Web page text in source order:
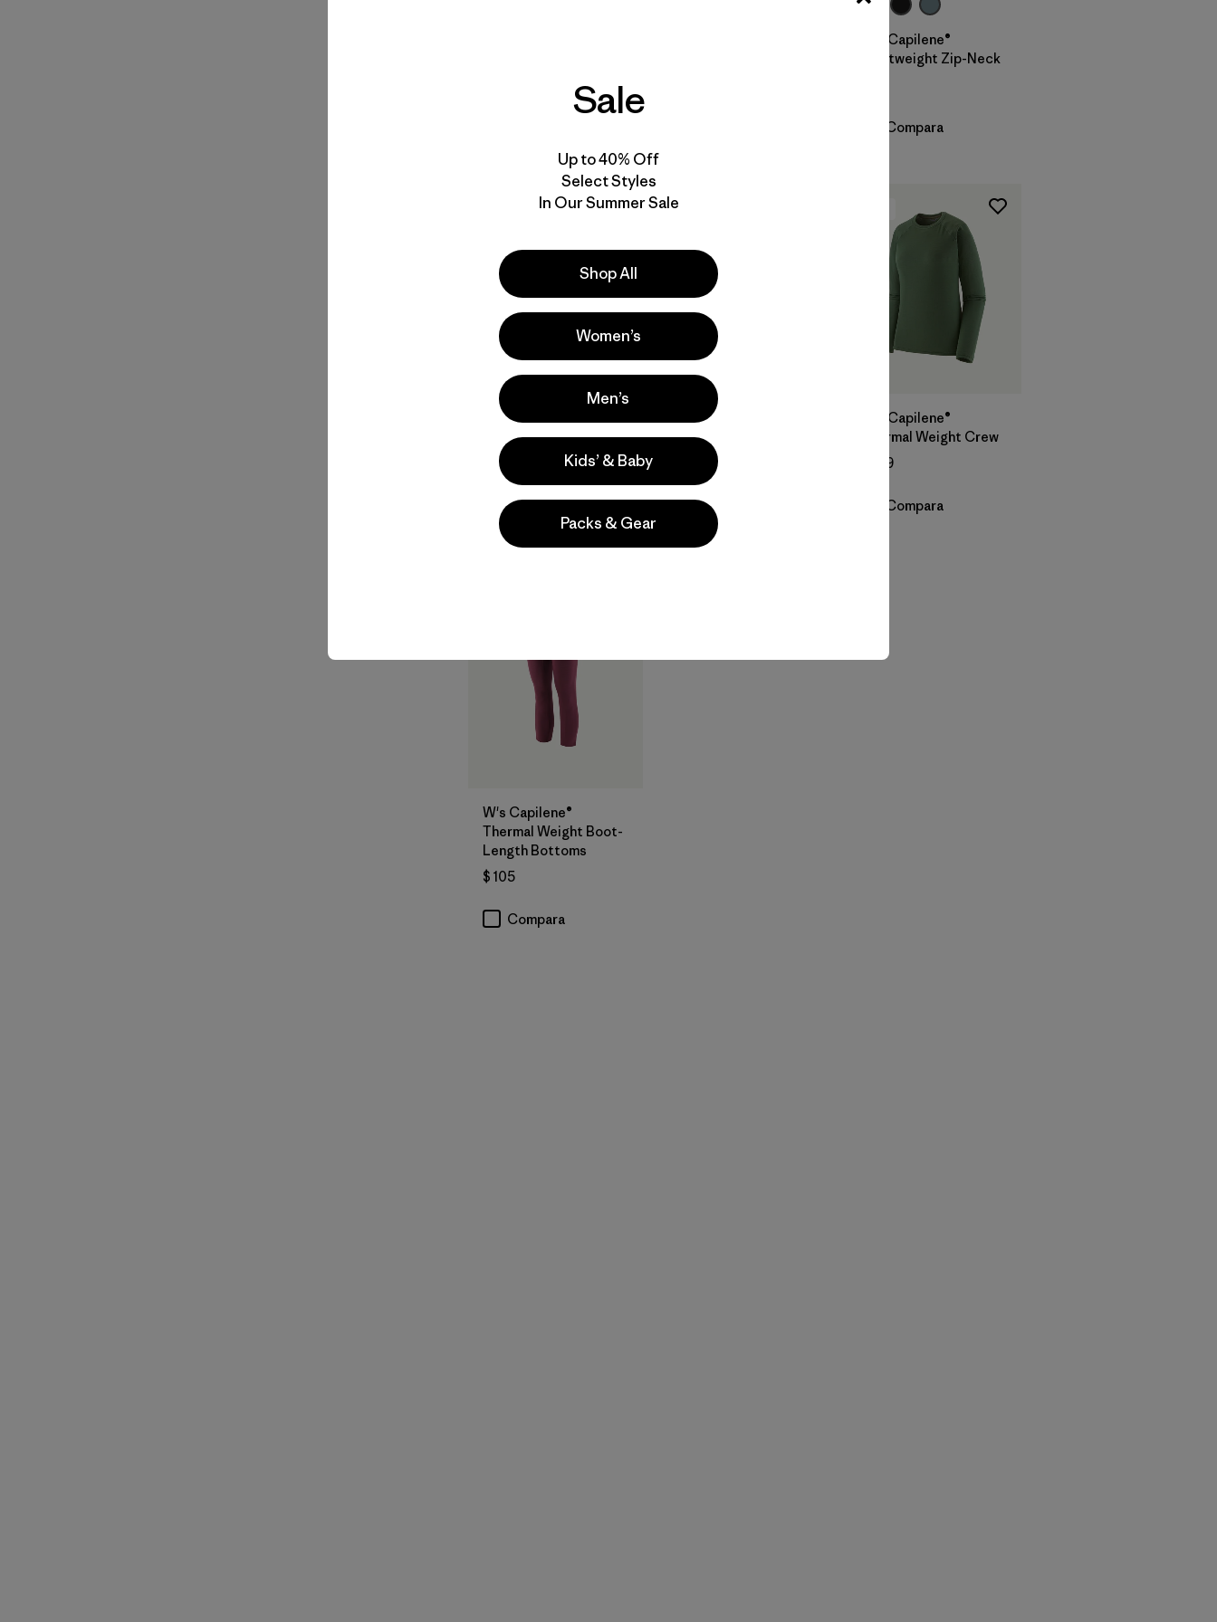
W's Capilene®
Lightweight Zip-Neck
Compara
W's Capilene®
Thermal Weight Zip-
Neck
$ 119
Compara
W's Capilene®
Thermal Weight
Bottoms
$ 109
Compara
W's Capilene®
Thermal Weight Crew
$ 109
Compara
W's Capilene®
Thermal Weight Boot-
Length Bottoms
$ 105
Compara
Sale
Up to 40% Off
Select Styles
In Our Summer Sale
Shop All
Women’s
Men’s
Kids’ & Baby
Packs & Gear